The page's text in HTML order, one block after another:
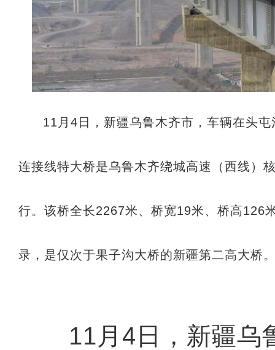
11月4日，新疆乌鲁木齐市，车辆在头
连接线特大桥是乌鲁木齐绕城高速（西线）
行。该桥全长2267米、桥宽19米、桥高126
录，是仅次于果子沟大桥的新疆第二高大桥
11月4日，新疆乌